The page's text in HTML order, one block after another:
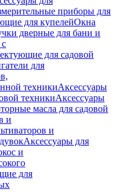
приборы для
для купелейОкна
дверные для бани и
для садовой
для
техникиАксессуары
техникиАксессуары
масла для садовой
и
и
Аксессуары для
и
для